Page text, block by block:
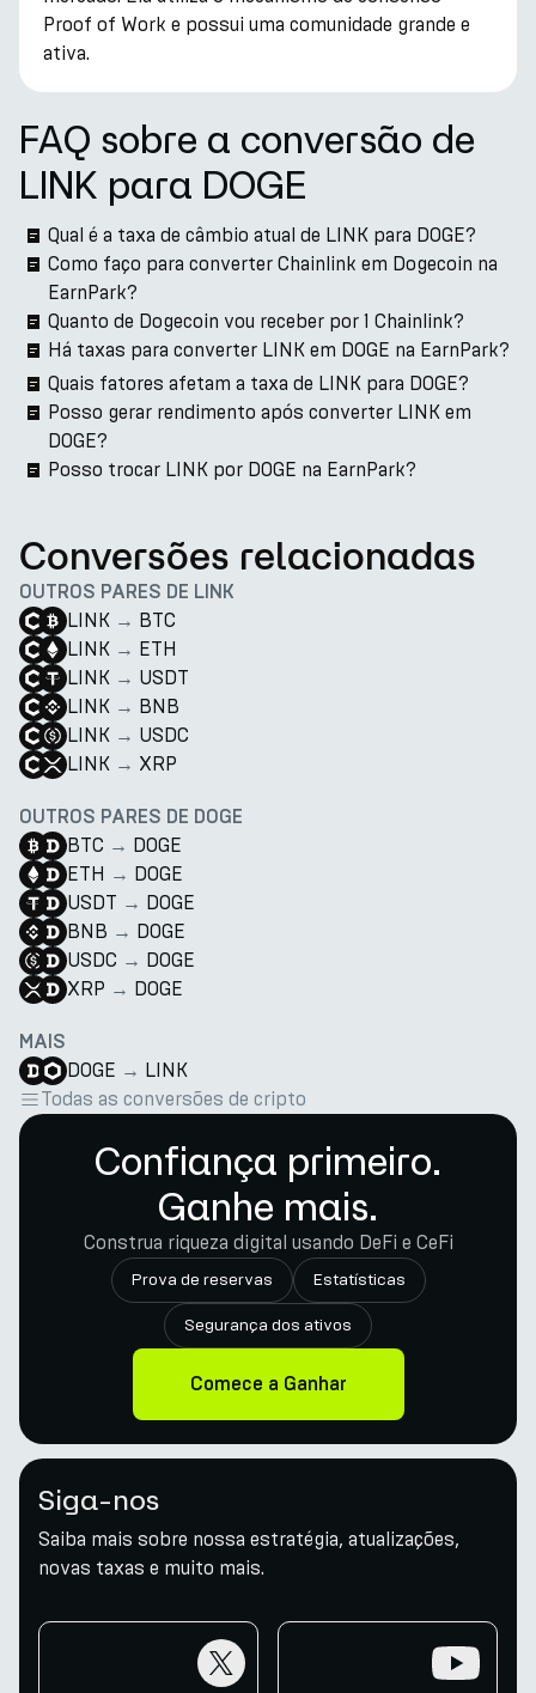
Proof of Work e possui uma comunidade grande e
ativa.
FAQ sobre a conversão de
LINK para DOGE
Qual é a taxa de câmbio atual de LINK para DOGE?
Como faço para converter Chainlink em Dogecoin na
EarnPark?
Quanto de Dogecoin vou receber por 1 Chainlink?
Há taxas para converter LINK em DOGE na EarnPark?
Quais fatores afetam a taxa de LINK para DOGE?
Posso gerar rendimento após converter LINK em
DOGE?
Posso trocar LINK por DOGE na EarnPark?
Conversões relacionadas
OUTROS PARES DE LINK
LINK → BTC
LINK → ETH
LINK → USDT
LINK → BNB
LINK → USDC
LINK → XRP
OUTROS PARES DE DOGE
BTC → DOGE
ETH → DOGE
USDT → DOGE
BNB → DOGE
USDC → DOGE
XRP → DOGE
MAIS
DOGE → LINK
Todas as conversões de cripto
Confiança primeiro.
Ganhe mais.
Construa riqueza digital usando DeFi e CeFi
Prova de reservas Estatísticas
Segurança dos ativos
Comece a Ganhar
Siga-nos
Saiba mais sobre nossa estratégia, atualizações,
novas taxas e muito mais.